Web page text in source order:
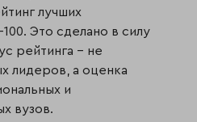
лучших
Это сделано в силу
рейтинга – не
лидеров, а оценка
и
вузов.